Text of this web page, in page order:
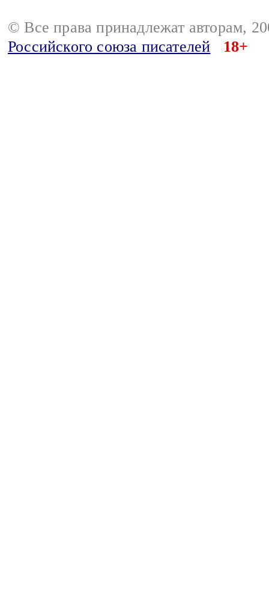
© Все права принадлежат авторам,
Российского союза писателей
18+